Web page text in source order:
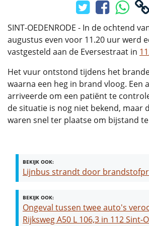
SINT-OEDENRODE - In de ochtend
augustus even voor 11.20 uur werd
vastgesteld aan de Eversestraat in
Het vuur ontstond tijdens het
waarna een heg in brand vloog. Een
arriveerde om een patiënt te
de situatie is nog niet bekend, maar
waren snel ter plaatse om bijstand
BEKIJK OOK:
Lijnbus strandt door
BEKIJK OOK:
Ongeval tussen twee auto's
Rijksweg A50 L 106,3 in 112 Sint-